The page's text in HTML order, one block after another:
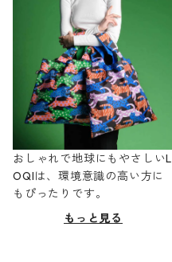
おしゃれで地球にもやさしいL
OQIは、環境意識の高い方に
もぴったりです。
もっと見る